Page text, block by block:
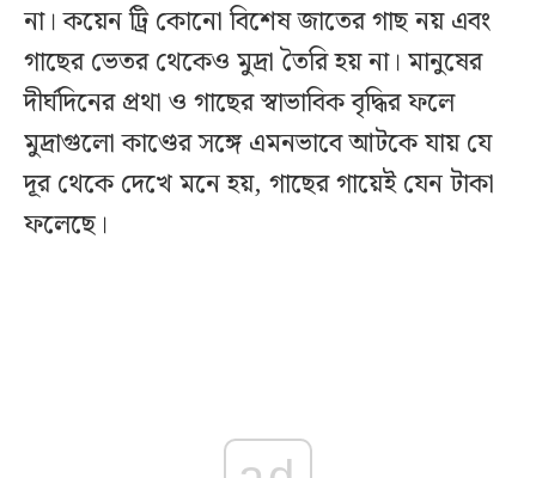
না। কয়েন ট্রি কোনো বিশেষ জাতের গাছ নয় এবং
গাছের ভেতর থেকেও মুদ্রা তৈরি হয় না। মানুষের
দীর্ঘদিনের প্রথা ও গাছের স্বাভাবিক বৃদ্ধির ফলে
মুদ্রাগুলো কাণ্ডের সঙ্গে এমনভাবে আটকে যায় যে
দূর থেকে দেখে মনে হয়, গাছের গায়েই যেন টাকা
ফলেছে।